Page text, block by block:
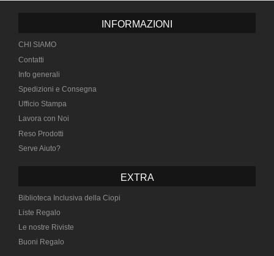
INFORMAZIONI
CHI SIAMO
Contatti
Info generali
Spedizioni e Consegna
Ufficio Stampa
Lavora con Noi
Reso Prodotti
Serve Aiuto?
EXTRA
Biblioteca Inclusiva della Ciopi
Liste Regalo
Le nostre Riviste
Buoni Regalo